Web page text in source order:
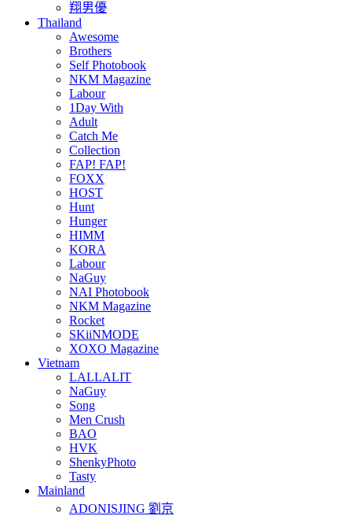
翔男優
Thailand
Awesome
Brothers
Self Photobook
NKM Magazine
Labour
1Day With
Adult
Catch Me
Collection
FAP! FAP!
FOXX
HOST
Hunt
Hunger
HIMM
KORA
Labour
NaGuy
NAI Photobook
NKM Magazine
Rocket
SKiiNMODE
XOXO Magazine
Vietnam
LALLALIT
NaGuy
Song
Men Crush
BAO
HVK
ShenkyPhoto
Tasty
Mainland
ADONISJING 劉京